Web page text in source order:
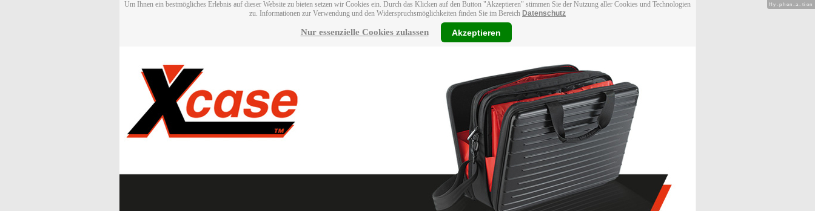
Um Ihnen ein bestmögliches Erlebnis auf dieser Website zu bieten setzen wir Cookies ein. Durch das Klicken auf den Button "Akzeptieren" stimmen Sie der Nutzung aller Cookies und Technologien
zu. Informationen zur Verwendung und den Widerspruchsmöglichkeiten finden Sie im Bereich Datenschutz
Nur essenzielle Cookies zulassen Akzeptieren
Hy-phen-a-tion